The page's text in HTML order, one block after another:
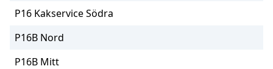
P16 Kakservice Södra
P16B Nord
P16B Mitt